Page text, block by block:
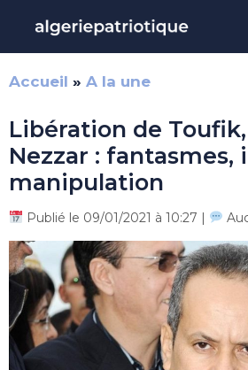
contenu
Accueil » A la une
Libération de
Nezzar :
manipulation
Publié le 09/01/2021 à 10:27 |